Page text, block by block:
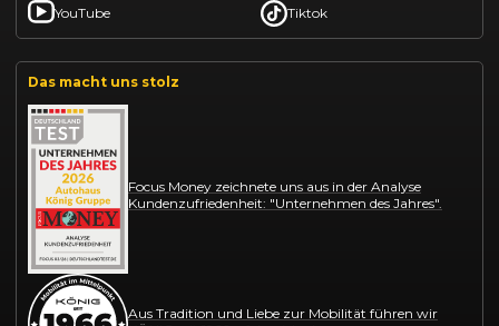
YouTube Tiktok
Das macht uns stolz
Focus Money zeichnete uns aus in der Analyse
Kundenzufriedenheit: "Unternehmen des Jahres".
Aus Tradition und Liebe zur Mobilität führen wir